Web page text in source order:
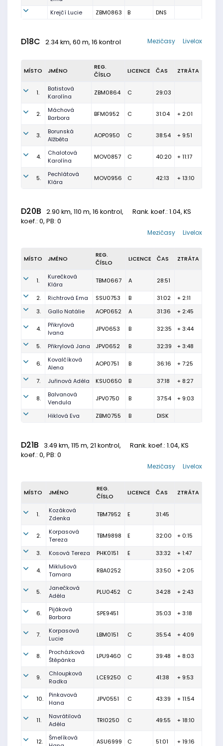
Krejčí Lucie
ZBM0863 B DNS
D18C 2.34 km, 60 m, 16 kontrol Livelox
Mezičasy
MÍSTO JMÉNO
REG.
ČÍSLO
LICENCE ČAS ZTRÁTA
1.
Batistová
Karolína
ZBM0864 C 29:03
2.
Máchová
Barbora
BFM0952 C 31:04 + 2:01
3.
Borunská
Alžběta
AOP0950 C 38:54 + 9:51
4.
Chalotová
Karolína
MOV0857 C 40:20 + 11:17
5.
Pechlátová
Klára
MOV0956 C 42:13 + 13:10
D20B 2.90 km, 110 m, 16 kontrol, Rank. koef.: 1.04, KS
koef.: 0, PB: 0
Livelox
Mezičasy
MÍSTO JMÉNO
REG.
ČÍSLO
LICENCE ČAS ZTRÁTA
1.
Kurečková
Klára
TBM0667 A 28:51
2. Richtrová Ema SSU0753 B 31:02
+ 2:11
3.
Gallo Natálie AOP0652 A 31:36 + 2:45
4.
Přikrylová
Ivana
JPV0653 B 32:35 + 3:44
5. Přikrylová Jana JPV0652 B 32:39 + 3:48
6.
Kovalčíková
Alena
AOP0751 B 36:16 + 7:25
7. Juřinová Adéla KSU0650 B 37:18 + 8:27
8.
Balvanová
Vendula
JPV0750 B 37:54 + 9:03
Hiklová Eva ZBM0755 B DISK
D21B 3.49 km, 115 m, 21 kontrol, Rank. koef.: 1.04, KS
koef.: 0, PB: 0
Livelox
Mezičasy
MÍSTO JMÉNO
REG.
ČÍSLO
LICENCE ČAS ZTRÁTA
1.
Kozáková
Zdenka
TBM7952 E 31:45
2.
Korpasová
Tereza
TBM9898 E 32:00 + 0:15
3. Kosová Tereza PHK0151 E 33:32 + 1:47
4.
Miklušová
Tamara
RBA0252 33:50 + 2:05
5.
Janečková
Adéla
PLU0452 C 34:28 + 2:43
6.
Pijáková
Barbora
SPE9451 35:03 + 3:18
7.
Korpasová
Lucie
LBM0151 C 35:54 + 4:09
8.
Procházková
Štěpánka
LPU9460 C 39:48 + 8:03
9.
Chloupková
Radka
LCE9250 C 41:38 + 9:53
10.
Pinkavová
Hana
JPV0551 C 43:39 + 11:54
11.
Navrátilová
Adéla
TRI0250 C 49:55 + 18:10
12.
Šmelíková
ASU6999 C 51:01 + 19:16